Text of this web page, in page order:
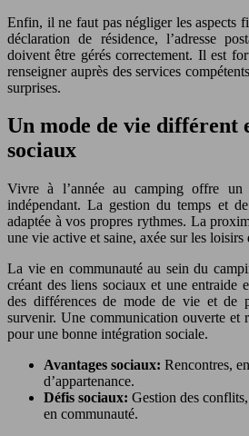
Enfin, il ne faut pas négliger les aspects
déclaration de résidence, l’adresse
doivent être gérés correctement. Il est
renseigner auprès des services
surprises.
Un mode de vie différent
sociaux
Vivre à l’année au camping offre
indépendant. La gestion du temps et
adaptée à vos propres rythmes. La
une vie active et saine, axée sur les loisirs
La vie en communauté au sein du
créant des liens sociaux et une entraide
des différences de mode de vie et de
survenir. Une communication ouverte et
pour une bonne intégration sociale.
Avantages sociaux: Rencontres,
d’appartenance.
Défis sociaux: Gestion des
en communauté.